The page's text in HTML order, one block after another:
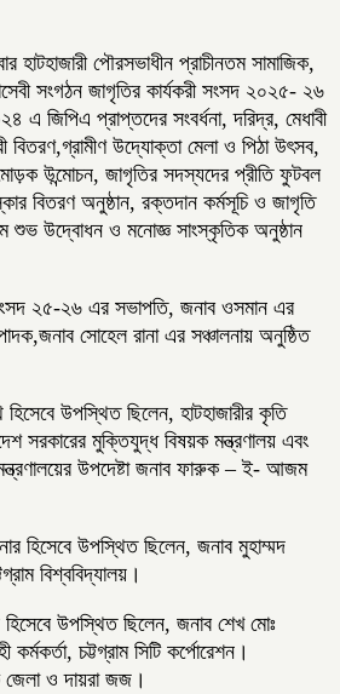
পৌরসভাধীন প্রাচীনতম সামাজিক,
সংগঠন জাগৃতির কার্যকরী সংসদ ২০২৫- ২৬
জিপিএ প্রাপ্তদের সংবর্ধনা, দরিদ্র, মেধাবী
বিতরণ,গ্রামীণ উদ্যোক্তা মেলা ও পিঠা উৎসব,
উন্মোচন, জাগৃতির সদস্যদের প্রীতি ফুটবল
বিতরণ অনুষ্ঠান, রক্তদান কর্মসূচি ও জাগৃতি
শুভ উদ্বোধন ও মনোজ্ঞ সাংস্কৃতিক অনুষ্ঠান
সংসদ ২৫-২৬ এর সভাপতি, জনাব ওসমান এর
সোহেল রানা এর সঞ্চালনায় অনুষ্ঠিত
উপস্থিত ছিলেন, হাটহাজারীর কৃতি
সরকারের মুক্তিযুদ্ধ বিষয়ক মন্ত্রণালয় এবং
উপদেষ্টা জনাব ফারুক – ই- আজম
হিসেবে উপস্থিত ছিলেন, জনাব মুহাম্মদ
বিশ্ববিদ্যালয়।
উপস্থিত ছিলেন, জনাব শেখ মোঃ
কর্মকর্তা, চট্টগ্রাম সিটি কর্পোরেশন।
ও দায়রা জজ।